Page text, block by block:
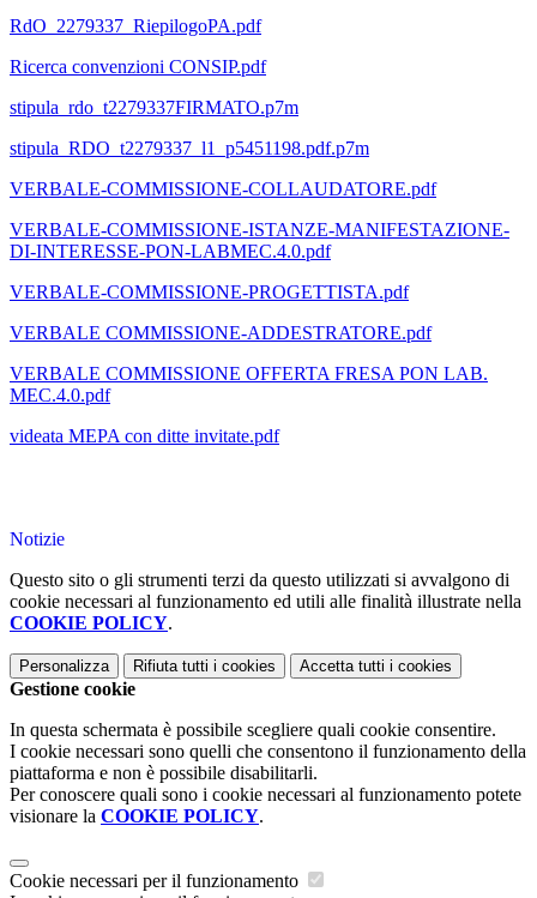
RdO_2279337_RiepilogoPA.pdf
Ricerca convenzioni CONSIP.pdf
stipula_rdo_t2279337FIRMATO.p7m
stipula_RDO_t2279337_l1_p5451198.pdf.p7m
VERBALE-COMMISSIONE-COLLAUDATORE.pdf
VERBALE-COMMISSIONE-ISTANZE-MANIFESTAZIONE-
DI-INTERESSE-PON-LABMEC.4.0.pdf
VERBALE-COMMISSIONE-PROGETTISTA.pdf
VERBALE COMMISSIONE-ADDESTRATORE.pdf
VERBALE COMMISSIONE OFFERTA FRESA PON LAB.
MEC.4.0.pdf
videata MEPA con ditte invitate.pdf
Notizie
Questo sito o gli strumenti terzi da questo utilizzati si avvalgono di
cookie necessari al funzionamento ed utili alle finalità illustrate nella
COOKIE POLICY.
Personalizza Rifiuta tutti i cookies Accetta tutti i cookies
Gestione cookie
In questa schermata è possibile scegliere quali cookie consentire.
I cookie necessari sono quelli che consentono il funzionamento della
piattaforma e non è possibile disabilitarli.
Per conoscere quali sono i cookie necessari al funzionamento potete
visionare la COOKIE POLICY.
Cookie necessari per il funzionamento